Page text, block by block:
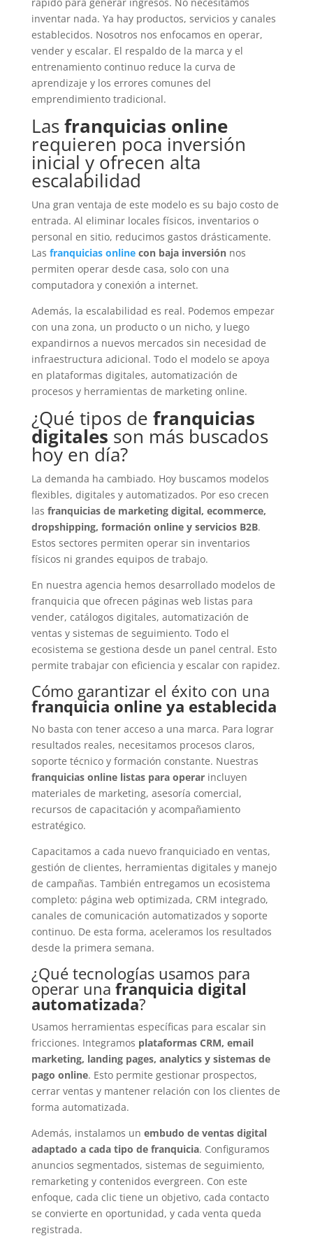
inventar nada. Ya hay productos, servicios y canales
establecidos. Nosotros nos enfocamos en operar,
vender y escalar. El respaldo de la marca y el
entrenamiento continuo reduce la curva de
aprendizaje y los errores comunes del
emprendimiento tradicional.
Lasfranquicias online
requieren poca inversión
inicial y ofrecen alta
escalabilidad
Una gran ventaja de este modelo es su bajo costo de
entrada. Al eliminar locales físicos, inventarios o
personal en sitio, reducimos gastos drásticamente.
Las franquicias onlinecon baja inversiónnos
permiten operar desde casa, solo con una
computadora y conexión a internet.
Además, la escalabilidad es real. Podemos empezar
con una zona, un producto o un nicho, y luego
expandirnos a nuevos mercados sin necesidad de
infraestructura adicional. Todo el modelo se apoya
en plataformas digitales, automatización de
procesos y herramientas de marketing online.
¿Qué tipos de franquicias
digitales son más buscados
hoy en día?
La demanda ha cambiado. Hoy buscamos modelos
flexibles, digitales y automatizados. Por eso crecen
las franquicias de marketing digital, ecommerce,
dropshipping, formación online y servicios B2B.
Estos sectores permiten operar sin inventarios
físicos ni grandes equipos de trabajo.
En nuestra agencia hemos desarrollado modelos de
franquicia que ofrecen páginas web listas para
vender, catálogos digitales, automatización de
ventas y sistemas de seguimiento. Todo el
ecosistema se gestiona desde un panel central. Esto
permite trabajar con eficiencia y escalar con rapidez.
Cómo garantizar el éxito con una
franquicia online ya establecida
No basta con tener acceso a una marca. Para lograr
resultados reales, necesitamos procesos claros,
soporte técnico y formación constante. Nuestras
franquicias online listas para operarincluyen
materiales de marketing, asesoría comercial,
recursos de capacitación y acompañamiento
estratégico.
Capacitamos a cada nuevo franquiciado en ventas,
gestión de clientes, herramientas digitales y manejo
de campañas. También entregamos un ecosistema
completo: página web optimizada, CRM integrado,
canales de comunicación automatizados y soporte
continuo. De esta forma, aceleramos los resultados
desde la primera semana.
¿Qué tecnologías usamos para
operar una franquicia digital
automatizada?
Usamos herramientas específicas para escalar sin
fricciones. Integramos plataformas CRM, email
marketing, landing pages, analytics y sistemas de
pago online. Esto permite gestionar prospectos,
cerrar ventas y mantener relación con los clientes de
forma automatizada.
Además, instalamos un embudo de ventas digital
adaptado a cada tipo de franquicia. Configuramos
anuncios segmentados, sistemas de seguimiento,
remarketing y contenidos evergreen. Con este
enfoque, cada clic tiene un objetivo, cada contacto
se convierte en oportunidad, y cada venta queda
registrada.